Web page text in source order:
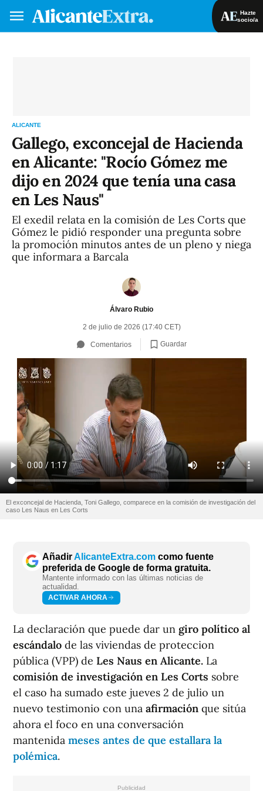
Hazte
socio/a
ALICANTE
Gallego, exconcejal de Hacienda
en Alicante: "Rocío Gómez me
dijo en 2024 que tenía una casa
en Les Naus"
El exedil relata en la comisión de Les Corts que
Gómez le pidió responder una pregunta sobre
la promoción minutos antes de un pleno y niega
que informara a Barcala
Álvaro Rubio
2 de julio de 2026 (17:40 CET)
Comentarios Guardar
El exconcejal de Hacienda, Toni Gallego, comparece en la comisión de investigación del
caso Les Naus en Les Corts
AñadirAlicanteExtra.com como fuente
preferida de Google de forma gratuita.
Mantente informado con las últimas noticias de
actualidad.
ACTIVAR AHORA
La declaración que puede dar un giro político al
escándalo de las viviendas de proteccion
pública (VPP) de Les Naus en Alicante. La
comisión de investigación en Les Corts sobre
el caso ha sumado este jueves 2 de julio un
nuevo testimonio con una afirmación que sitúa
ahora el foco en una conversación
mantenida meses antes de que estallara la
polémica.